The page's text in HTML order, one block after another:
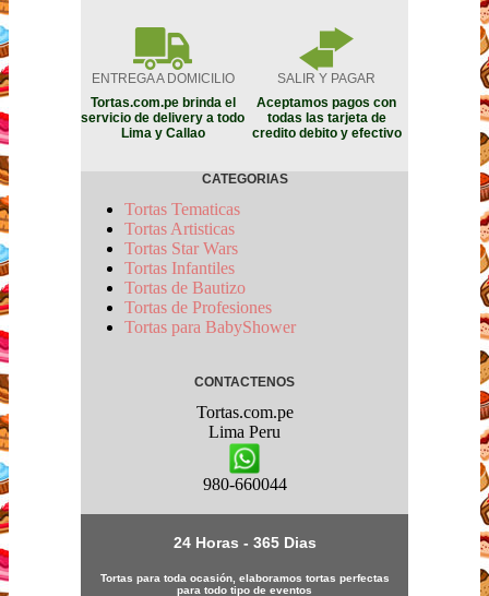
ENTREGA A DOMICILIO
SALIR Y PAGAR
Tortas.com.pe brinda el
servicio de delivery a todo
Lima y Callao
Aceptamos pagos con
todas las tarjeta de
credito debito y efectivo
CATEGORIAS
Tortas Tematicas
Tortas Artisticas
Tortas Star Wars
Tortas Infantiles
Tortas de Bautizo
Tortas de Profesiones
Tortas para BabyShower
CONTACTENOS
Tortas.com.pe
Lima Peru
980-660044
24 Horas - 365 Dias
Tortas para toda ocasión, elaboramos tortas perfectas
para todo tipo de eventos